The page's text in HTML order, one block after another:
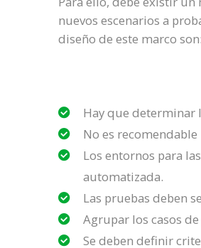
nuevos escenarios a
diseño de este marco son:
Hay que determinar
No es
Los entornos para
automatizada.
Las pruebas deben
Agrupar los casos
Se deben definir